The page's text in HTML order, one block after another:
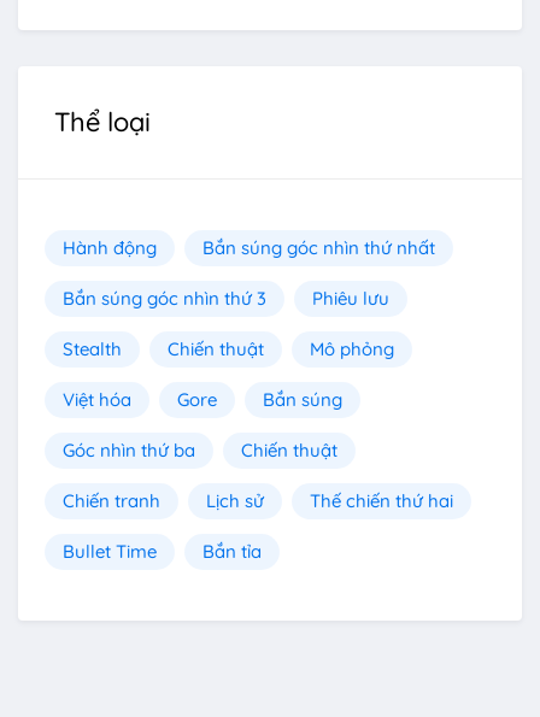
Thể loại
Hành động Bắn súng góc nhìn thứ nhất
Bắn súng góc nhìn thứ 3 Phiêu lưu
Stealth Chiến thuật Mô phỏng
Việt hóa Gore Bắn súng
Góc nhìn thứ ba Chiến thuật
Chiến tranh Lịch sử Thế chiến thứ hai
Bullet Time Bắn tỉa